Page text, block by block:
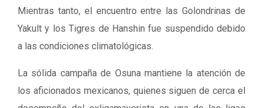
Mientras tanto, el encuentro entre las Golondrinas de
Yakult y los Tigres de Hanshin fue suspendido debido
a las condiciones climatológicas.
La sólida campaña de Osuna mantiene la atención de
los aficionados mexicanos, quienes siguen de cerca el